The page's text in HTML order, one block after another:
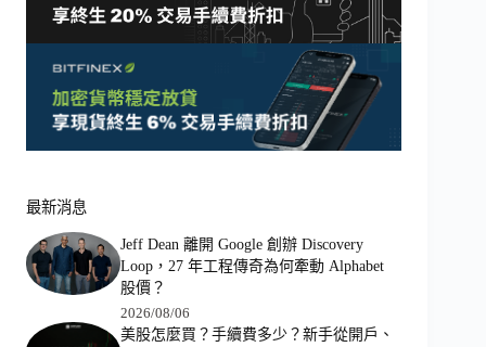
最新消息
Jeff Dean 離開 Google 創辦 Discovery
Loop，27 年工程傳奇為何牽動 Alphabet
股價？
2026/08/06
美股怎麼買？手續費多少？新手從開戶、